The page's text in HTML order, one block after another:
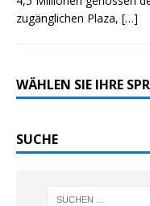
zugänglichen Plaza, […]
WÄHLEN SIE IHRE
SUCHE